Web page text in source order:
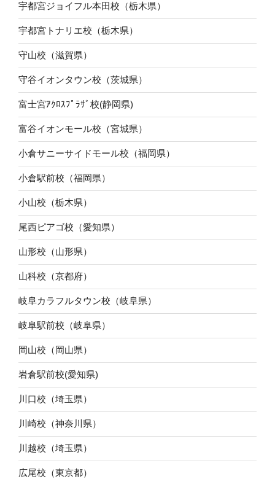
宇都宮ジョイフル本田校（栃木県）
宇都宮トナリエ校（栃木県）
守山校（滋賀県）
守谷イオンタウン校（茨城県）
富士宮ｱｸﾛｽﾌﾟﾗｻﾞ校(静岡県)
富谷イオンモール校（宮城県）
小倉サニーサイドモール校（福岡県）
小倉駅前校（福岡県）
小山校（栃木県）
尾西ピアゴ校（愛知県）
山形校（山形県）
山科校（京都府）
岐阜カラフルタウン校（岐阜県）
岐阜駅前校（岐阜県）
岡山校（岡山県）
岩倉駅前校(愛知県)
川口校（埼玉県）
川崎校（神奈川県）
川越校（埼玉県）
広尾校（東京都）